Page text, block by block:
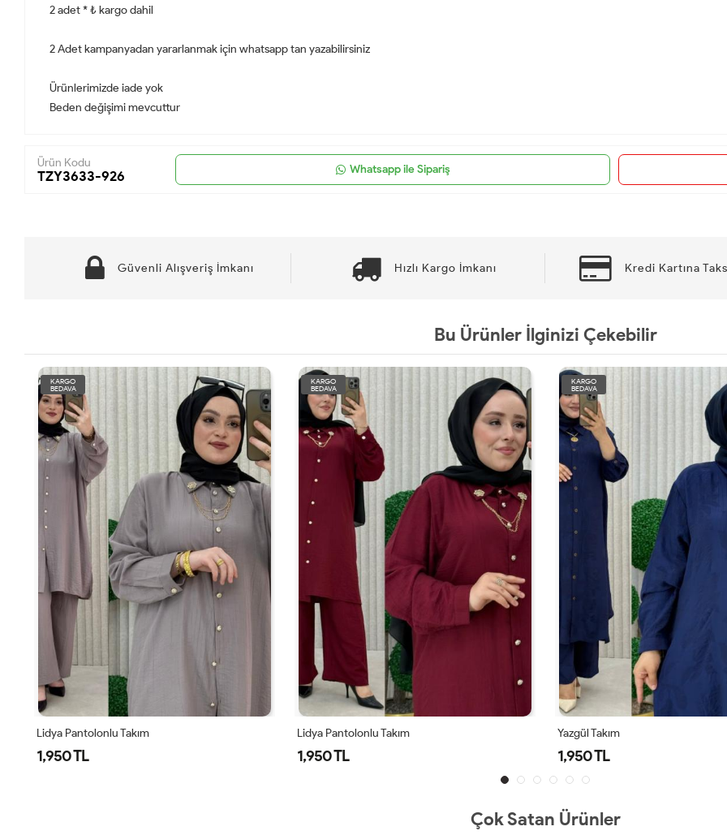
2 adet * ₺ kargo dahil
2 Adet kampanyadan yararlanmak için whatsapp tan yazabilirsiniz
Ürünlerimizde iade yok
Beden değişimi mevcuttur
Ürün Kodu
TZY3633-926 Whatsapp ile Sipariş
Güvenli Alışveriş İmkanı Hızlı Kargo İmkanı Kredi Kartına
Bu Ürünler İlginizi Çekebilir
KARGO
BEDAVA
Lidya Pantolonlu Takım
1,950 TL
KARGO
BEDAVA
Yazgül Takım
1,950 TL
KARGO
BEDAVA
Alya Takım
1,950 TL
Çok Satan Ürünler